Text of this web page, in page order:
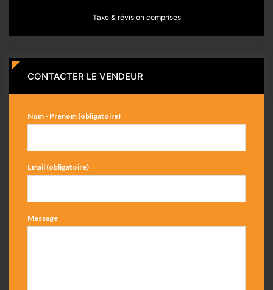
Taxe & révision comprises
CONTACTER LE VENDEUR
Nom - Prenom (obligatoire)
Email (obligatoire)
Message